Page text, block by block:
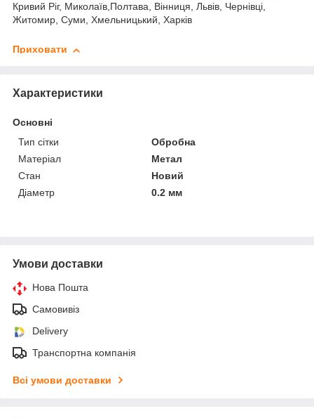
Кривий Ріг, Миколаїв,Полтава, Вінниця, Львів, Чернівці,
Житомир, Суми, Хмельницький, Харків
Приховати
Характеристики
Основні
Тип сітки
Обробна
Матеріал
Метал
Стан
Новий
Діаметр
0.2 мм
Умови доставки
Нова Пошта
Самовивіз
Delivery
Транспортна компанія
Всі умови доставки